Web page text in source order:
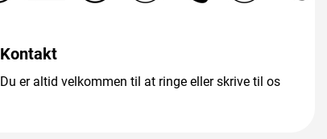
Kontakt
Du er altid velkommen til at ringe eller skrive til os